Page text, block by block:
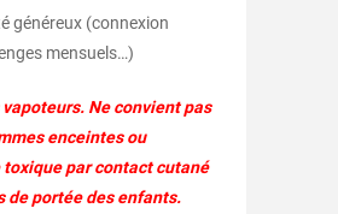
généreux (connexion
mensuels…)
Ne convient pas
enceintes ou
par contact cutané
de portée des enfants.